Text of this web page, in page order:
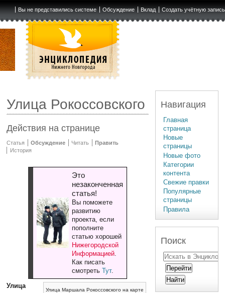
Вы не представились системе Обсуждение Вклад Создать учётную запись
Улица Рокоссовского
Действия на странице
Статья Обсуждение Читать
Править
История
Это
незаконченная
статья!
Вы поможете
развитию
проекта, если
пополните
статью хорошей
Нижегородской
Информацией.
Как писать
смотреть Тут.
Улица Маршала Рокоссовского на карте
Улица
Навигация
Главная
страница
Новые
страницы
Новые фото
Категории
контента
Свежие правки
Популярные
страницы
Правила
Поиск